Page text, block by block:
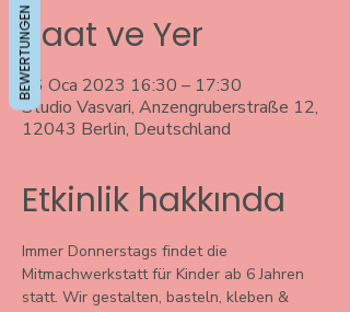
Saat ve Yer
26 Oca 2023 16:30 – 17:30
Studio Vasvari, Anzengruberstraße 12,
12043 Berlin, Deutschland
Etkinlik hakkında
Immer Donnerstags findet die
Mitmachwerkstatt für Kinder ab 6 Jahren
statt. Wir gestalten, basteln, kleben &
BEWERTUNGEN